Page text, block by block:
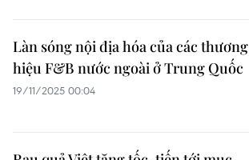
Làn sóng nội địa hóa của các thương
hiệu F&B nước ngoài ở Trung Quốc
19/11/2025 00:04